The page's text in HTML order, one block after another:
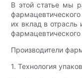
В этой статье мы
их вклад в отрасль
Производители
1. Технология